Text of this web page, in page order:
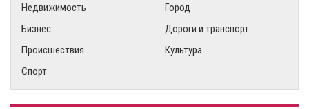
Недвижимость
Город
Бизнес
Дороги и транспорт
Происшествия
Культура
Спорт